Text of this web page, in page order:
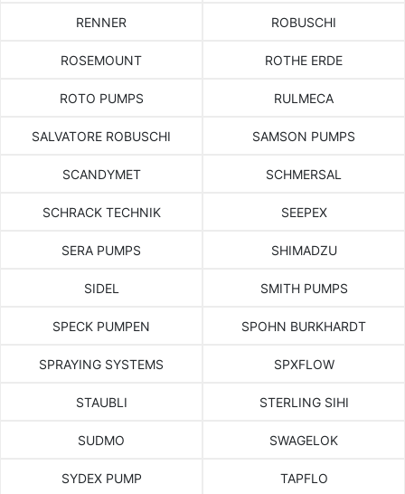
RENNER ROBUSCHI
ROSEMOUNT ROTHE ERDE
ROTO PUMPS RULMECA
SALVATORE ROBUSCHI SAMSON PUMPS
SCANDYMET SCHMERSAL
SCHRACK TECHNIK SEEPEX
SERA PUMPS SHIMADZU
SIDEL SMITH PUMPS
SPECK PUMPEN SPOHN BURKHARDT
SPRAYING SYSTEMS SPXFLOW
STAUBLI STERLING SIHI
SUDMO SWAGELOK
SYDEX PUMP TAPFLO